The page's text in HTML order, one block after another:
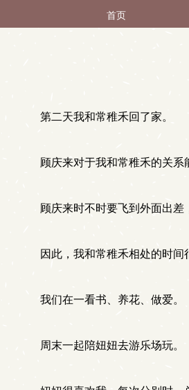
首页
第二天我和常稚禾回了家。
顾庆来对于我和常稚禾的关系
顾庆来时不时要飞到外面出差
因此，我和常稚禾相处的时间
我们在一看书、养花、做爱。
周末一起陪妞妞去游乐场玩。